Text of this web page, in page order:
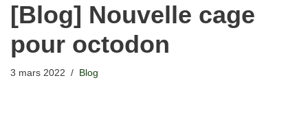
[Blog] Nouvelle cage
pour octodon
3 mars 2022 Blog